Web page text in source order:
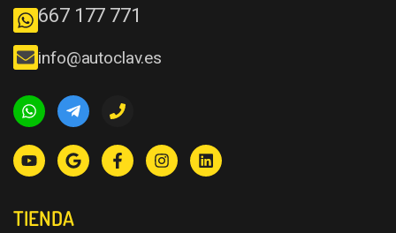
667 177 771
info@autoclav.es
TIENDA